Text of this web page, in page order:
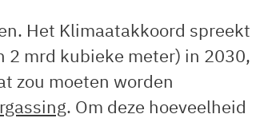
Het Klimaatakkoord spreekt
2 mrd kubieke meter) in 2030,
zou moeten worden
. Om deze hoeveelheid